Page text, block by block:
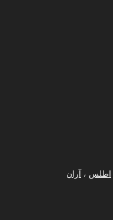
اطلس ،
آران